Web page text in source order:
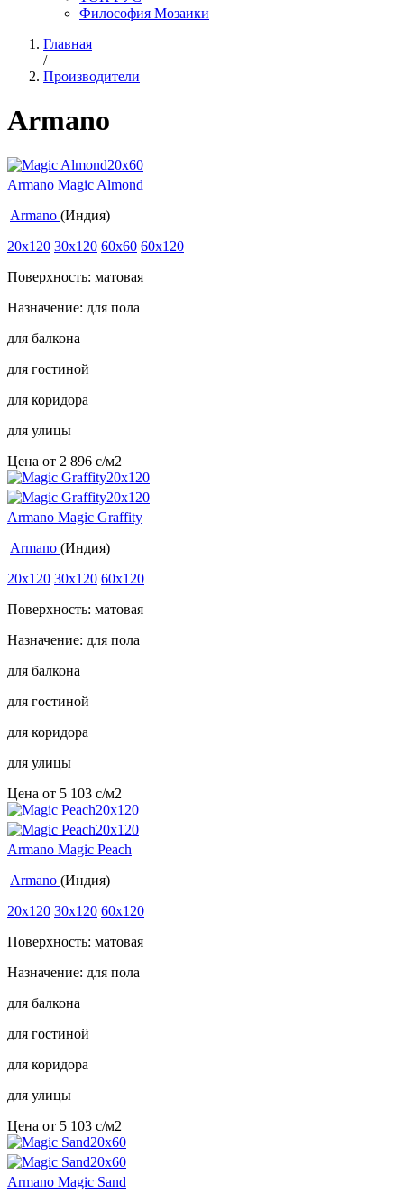
Философия Мозаики
Главная
/
Производители
Armano
Armano Magic Almond
Armano (Индия)
20x120 30x120 60x60 60x120
Поверхность: матовая
Назначение: для пола
для балкона
для гостиной
для коридора
для улицы
Цена от 2 896 c/м2
Armano Magic Graffity
Armano (Индия)
20x120 30x120 60x120
Поверхность: матовая
Назначение: для пола
для балкона
для гостиной
для коридора
для улицы
Цена от 5 103 c/м2
Armano Magic Peach
Armano (Индия)
20x120 30x120 60x120
Поверхность: матовая
Назначение: для пола
для балкона
для гостиной
для коридора
для улицы
Цена от 5 103 c/м2
Armano Magic Sand